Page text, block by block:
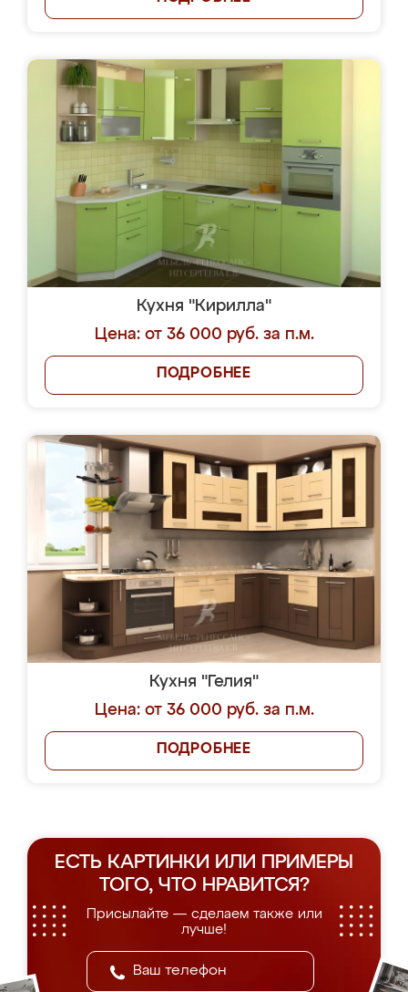
Кухня "Кирилла"
Цена: от 36 000 руб. за п.м.
ПОДРОБНЕЕ
Кухня "Гелия"
Цена: от 36 000 руб. за п.м.
ПОДРОБНЕЕ
ЕСТЬ КАРТИНКИ ИЛИ ПРИМЕРЫ
ТОГО, ЧТО НРАВИТСЯ?
Присылайте — сделаем также или
лучше!